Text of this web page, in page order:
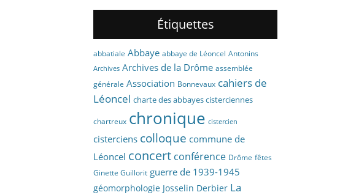
Étiquettes
abbatiale Abbaye abbaye de Léoncel Antonins
Archives Archives de la Drôme assemblée
générale Association Bonnevaux cahiers de
Léoncel charte des abbayes cisterciennes
chartreux chronique cistercien
cisterciens colloque commune de
Léoncel concert conférence Drôme fêtes
Ginette Guillorit guerre de 1939-1945
géomorphologie Josselin Derbier La